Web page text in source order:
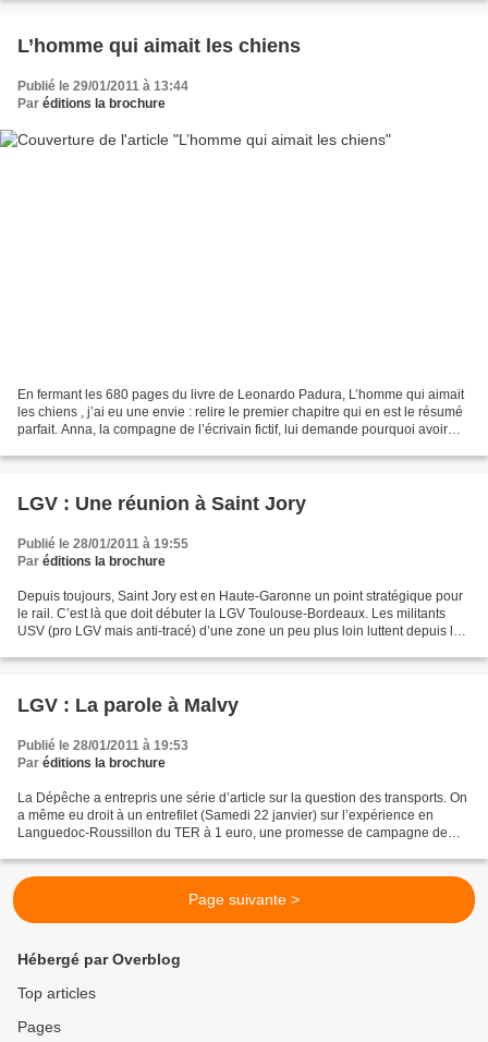
L’homme qui aimait les chiens
Publié le 29/01/2011 à 13:44
Par éditions la brochure
En fermant les 680 pages du livre de Leonardo Padura, L’homme qui aimait
les chiens , j’ai eu une envie : relire le premier chapitre qui en est le résumé
parfait. Anna, la compagne de l’écrivain fictif, lui demande pourquoi avoir
LGV : Une réunion à Saint Jory
Publié le 28/01/2011 à 19:55
Par éditions la brochure
Depuis toujours, Saint Jory est en Haute-Garonne un point stratégique pour
le rail. C’est là que doit débuter la LGV Toulouse-Bordeaux. Les militants
USV (pro LGV mais anti-tracé) d’une zone un peu plus loin luttent depuis le
LGV : La parole à Malvy
Publié le 28/01/2011 à 19:53
Par éditions la brochure
La Dépêche a entrepris une série d’article sur la question des transports. On
a même eu droit à un entrefilet (Samedi 22 janvier) sur l’expérience en
Languedoc-Roussillon du TER à 1 euro, une promesse de campagne de
Page suivante >
Hébergé par Overblog
Top articles
Pages